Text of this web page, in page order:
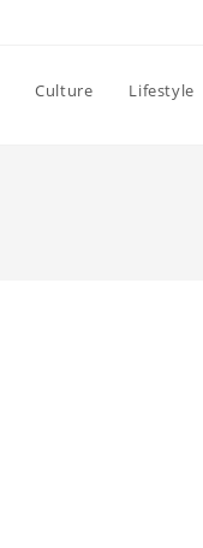
Culture Lifestyle